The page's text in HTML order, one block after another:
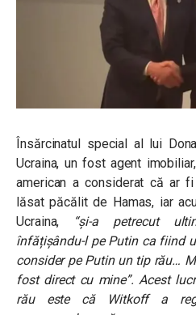
Însărcinatul special al lui
Ucraina, un fost agent
american a considerat că ar
lăsat păcălit de Hamas, iar
Ucraina,
“și-a petrecut
înfățișându-l pe Putin ca fiind
consider pe Putin un tip rău…
fost direct cu mine”. Acest
rău este că Witkoff a